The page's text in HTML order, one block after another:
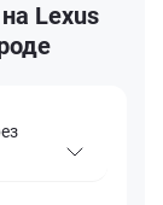
Lexus